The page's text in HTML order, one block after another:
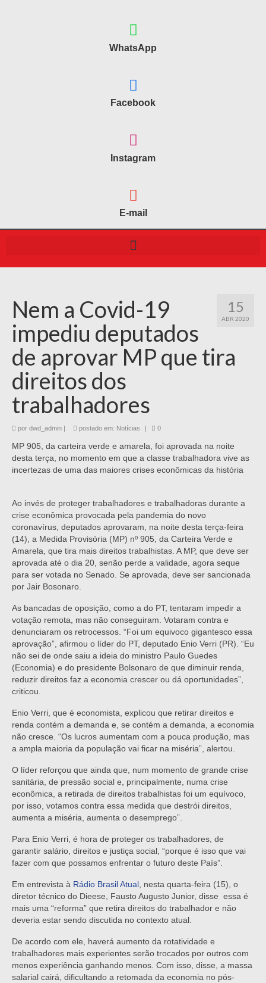
WhatsApp
Facebook
Instagram
E-mail
15
ABR 2020
Nem a Covid-19
impediu deputados
de aprovar MP que tira
direitos dos
trabalhadores
por dwd_admin postado em: Notícias 0
MP 905, da carteira verde e amarela, foi aprovada na noite
desta terça, no momento em que a classe trabalhadora vive as
incertezas de uma das maiores crises econômicas da história
Ao invés de proteger trabalhadores e trabalhadoras durante a
crise econômica provocada pela pandemia do novo
coronavírus, deputados aprovaram, na noite desta terça-feira
(14), a Medida Provisória (MP) nº 905, da Carteira Verde e
Amarela, que tira mais direitos trabalhistas. A MP, que deve ser
aprovada até o dia 20, senão perde a validade, agora seque
para ser votada no Senado. Se aprovada, deve ser sancionada
por Jair Bosonaro.
As bancadas de oposição, como a do PT, tentaram impedir a
votação remota, mas não conseguiram. Votaram contra e
denunciaram os retrocessos. “Foi um equivoco gigantesco essa
aprovação”, afirmou o líder do PT, deputado Enio Verri (PR). “Eu
não sei de onde saiu a ideia do ministro Paulo Guedes
(Economia) e do presidente Bolsonaro de que diminuir renda,
reduzir direitos faz a economia crescer ou dá oportunidades”,
criticou.
Enio Verri, que é economista, explicou que retirar direitos e
renda contém a demanda e, se contém a demanda, a economia
não cresce. “Os lucros aumentam com a pouca produção, mas
a ampla maioria da população vai ficar na miséria”, alertou.
O líder reforçou que ainda que, num momento de grande crise
sanitária, de pressão social e, principalmente, numa crise
econômica, a retirada de direitos trabalhistas foi um equívoco,
por isso, votamos contra essa medida que destrói direitos,
aumenta a miséria, aumenta o desemprego”.
Para Enio Verri, é hora de proteger os trabalhadores, de
garantir salário, direitos e justiça social, “porque é isso que vai
fazer com que possamos enfrentar o futuro deste País”.
Em entrevista à Rádio Brasil Atual, nesta quarta-feira (15), o
diretor técnico do Dieese, Fausto Augusto Junior, disse essa é
mais uma “reforma” que retira direitos do trabalhador e não
deveria estar sendo discutida no contexto atual.
De acordo com ele, haverá aumento da rotatividade e
trabalhadores mais experientes serão trocados por outros com
menos experiência ganhando menos. Com isso, disse, a massa
salarial cairá, dificultando a retomada da economia no pós-